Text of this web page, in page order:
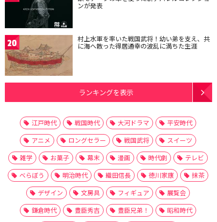
ンが発表
20 村上水軍を率いた戦国武将！幼い弟を支え、共
に海へ散った得居通幸の波乱に満ちた生涯
ランキングを表示
江戸時代 戦国時代 大河ドラマ
平安時代
アニメ
ロングセラー 戦国武将
スイーツ
雑学
お菓子 幕末 漫画 時代劇
テレビ
べらぼう
明治時代 織田信長 徳川家康
抹茶
デザイン
文房具 フィギュア
展覧会
鎌倉時代
豊臣秀吉 豊臣兄弟！
昭和時代